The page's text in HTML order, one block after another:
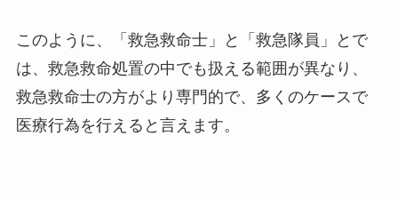
このように、「救急救命士」と「救急隊員」とで
は、救急救命処置の中でも扱える範囲が異なり、
救急救命士の方がより専門的で、多くのケースで
医療行為を行えると言えます。